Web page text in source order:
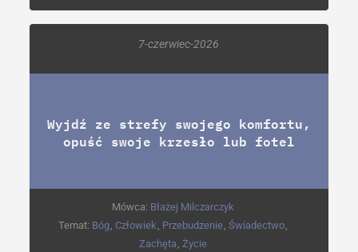
7-czerwiec-2026
Wyjdź ze strefy swojego komfortu,
opuść swoje krzesło lub fotel
Mówca: Błażej Milczarczyk
Temat: Bóg, Człowiek , Przebudzenie,Świadectwo,
Zachęta, Życie